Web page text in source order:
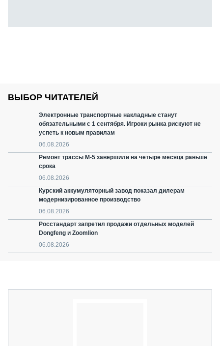
ВЫБОР ЧИТАТЕЛЕЙ
Электронные транспортные накладные станут
обязательными с 1 сентября. Игроки рынка рискуют не
успеть к новым правилам
06.08.2026
Ремонт трассы М-5 завершили на четыре месяца раньше
срока
06.08.2026
Курский аккумуляторный завод показал дилерам
модернизированное производство
06.08.2026
Росстандарт запретил продажи отдельных моделей
Dongfeng и Zoomlion
06.08.2026